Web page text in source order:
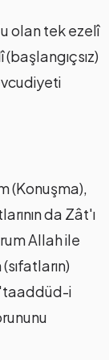
olan tek ezelî
(Konuşma),
da Zât'ı
Allah ile
i